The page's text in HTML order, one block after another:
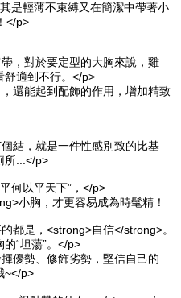
是輕薄不束縛又在簡潔中帶著小
</p>
，對於要定型的大胸來說，雞
舒適到不行。</p>
還能起到配飾的作用，增加精致
結，就是一件性感別致的比基
所...</p>
何以平天下”，</p>
小胸，才更容易成為時髦精！
都是，<strong>自信</strong>。
“坦蕩”。</p>
優勢、修飾劣勢，堅信自己的
~</p>